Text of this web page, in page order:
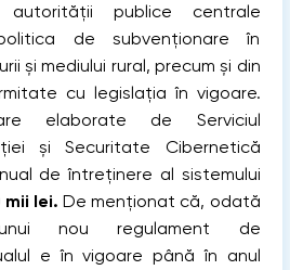
publice centrale
de subvenţionare în
şi mediului rural, precum şi din
cu legislaţia în vigoare.
elaborate de Serviciul
şi Securitate Cibernetică
de întreţinere al sistemului
lei. De menţionat că, odată
nou regulament de
e în vigoare până în anul